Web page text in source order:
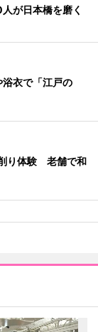
が日本橋を磨く
衣で「江戸の
り体験 老舗で和